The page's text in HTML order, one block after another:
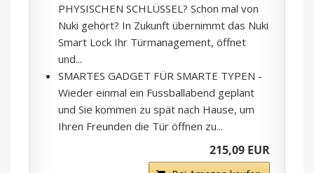
PHYSISCHEN SCHLÜSSEL? Schon mal von
Nuki gehört? In Zukunft übernimmt das Nuki
Smart Lock Ihr Türmanagement, öffnet
und...
SMARTES GADGET FÜR SMARTE TYPEN -
Wieder einmal ein Fussballabend geplant
und Sie kommen zu spät nach Hause, um
Ihren Freunden die Tür öffnen zu...
215,09 EUR